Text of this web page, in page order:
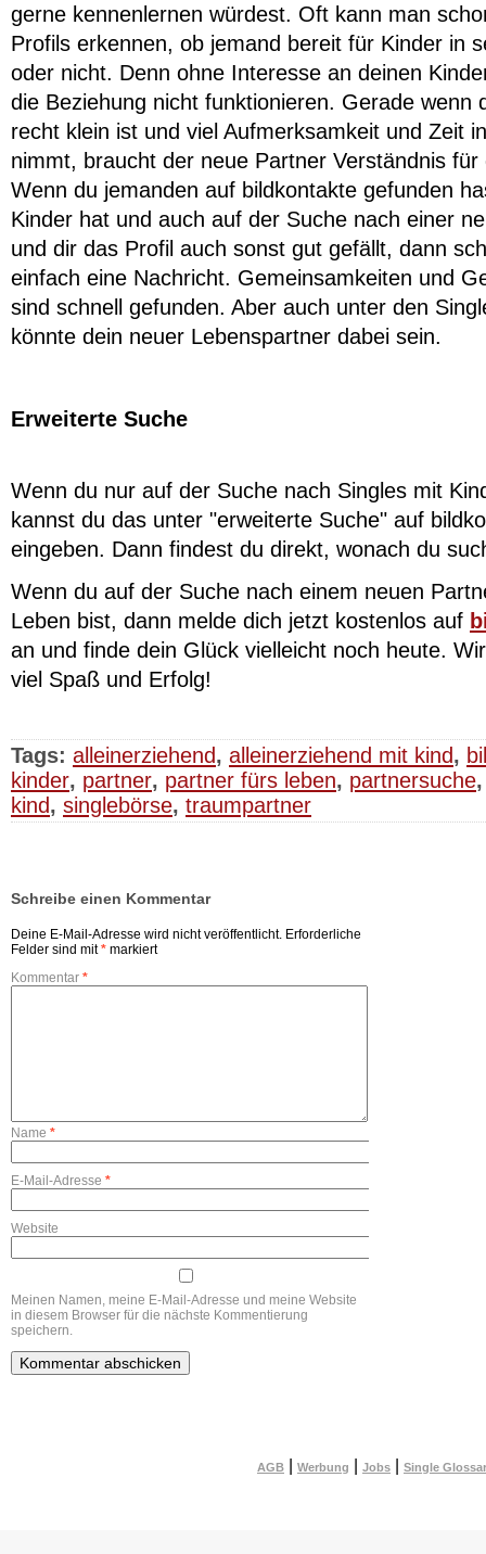
gerne kennenlernen würdest. Oft kann man
Profils erkennen, ob jemand bereit für Kinder in
oder nicht. Denn ohne Interesse an deinen
die Beziehung nicht funktionieren. Gerade wenn
recht klein ist und viel Aufmerksamkeit und Zeit
nimmt, braucht der neue Partner Verständnis für
Wenn du jemanden auf bildkontakte gefunden
Kinder hat und auch auf der Suche nach einer
und dir das Profil auch sonst gut gefällt, dann
einfach eine Nachricht. Gemeinsamkeiten und
sind schnell gefunden. Aber auch unter den
könnte dein neuer Lebenspartner dabei sein.
Erweiterte Suche
Wenn du nur auf der Suche nach Singles mit
kannst du das unter "erweiterte Suche" auf
eingeben. Dann findest du direkt, wonach du
Wenn du auf der Suche nach einem neuen
Leben bist, dann melde dich jetzt kostenlos auf
an und finde dein Glück vielleicht noch heute.
viel Spaß und Erfolg!
Tags: alleinerziehend, alleinerziehend mit kind,
kinder, partner, partner fürs leben, partnersuche
kind, singlebörse, traumpartner
Schreibe einen Kommentar
Deine E-Mail-Adresse wird nicht veröffentlicht. Erforderliche
Felder sind mit* markiert
Kommentar *
Name *
E-Mail-Adresse *
Website
Meinen Namen, meine E-Mail-Adresse und meine Website
in diesem Browser für die nächste Kommentierung
speichern.
AGB Werbung Jobs Single Glossar